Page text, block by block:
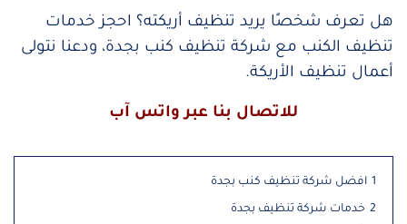
هل تعرف شخصًا يريد تنظيف أريكته؟ احجز خدمات
تنظيف الكنب مع شركة تنظيف كنب بجدة، ودعنا نتولى
أعمال تنظيف الأريكة.
للاتصال بنا عبر واتس آب
1 افضل شركة تنظيف كنب بجدة
2 خدمات شركة تنظيف بجدة